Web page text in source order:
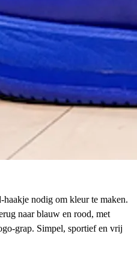
nodig om kleur te maken.
naar blauw en rood, met
grap. Simpel, sportief en vrij